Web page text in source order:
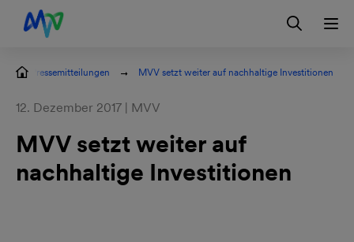
Zur Hauptnavigation springen
Zum Hauptinhalt springen
Zur Footernavigation springen
Kontakt EN Login
Pressemitteilungen MVV setzt weiter auf nachhaltige Investitionen
12. Dezember 2017 | MVV
MVV setzt weiter auf
nachhaltige Investitionen